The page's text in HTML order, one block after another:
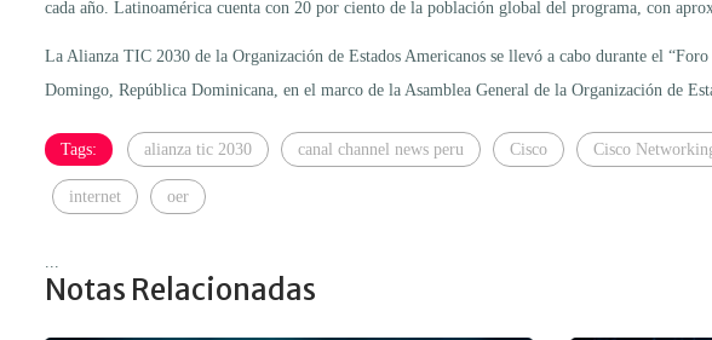
cada año. Latinoamérica cuenta con 20 por ciento de la población global del programa, con
La Alianza TIC 2030 de la Organización de Estados Americanos se llevó a cabo durante el
Domingo, República Dominicana, en el marco de la Asamblea General de la Organización de
Tags: alianza tic 2030 canal channel news peru Cisco Cisco
internet oer
Notas Relacionadas